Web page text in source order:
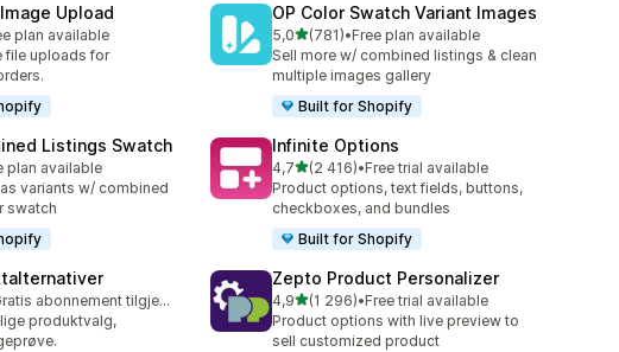
Upload
plan available
file uploads for
OP Color Swatch Variant Images
5,0av 5 stjerner
(781)
Totalt 781 omtaler
•Free plan available
Sell more w/ combined listings & clean
multiple images gallery
Built for Shopify
Listings Swatch
plan available
variants w/ combined
swatch
Infinite Options
4,7av 5 stjerner
(2 416)
Totalt 2416 omtaler
•Free trial available
Product options, text fields, buttons,
checkboxes, and bundles
Built for Shopify
Gratis abonnement tilgjengelig
produktvalg,
Zepto Product Personalizer
4,9av 5 stjerner
(1 296)
Totalt 1296 omtaler
•Free trial available
Product options with live preview to
sell customized product